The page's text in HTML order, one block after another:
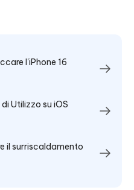
l'iPhone 16
Utilizzo su iOS
il surriscaldamento